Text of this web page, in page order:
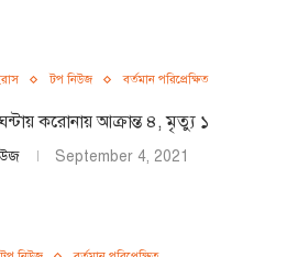
টপ নিউজ বর্তমান পরিপ্রেক্ষিত
করোনায় আক্রান্ত ৪, মৃত্যু ১
September 4, 2021